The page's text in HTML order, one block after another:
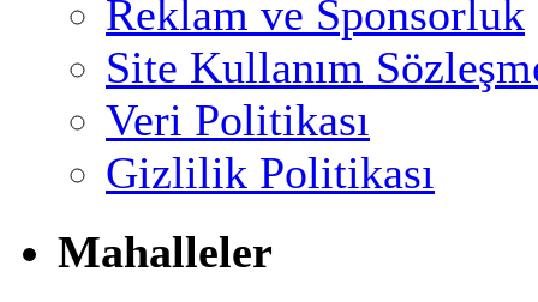
Reklam ve Sponsorluk
Site Kullanım
Veri Politikası
Gizlilik Politikası
Mahalleler